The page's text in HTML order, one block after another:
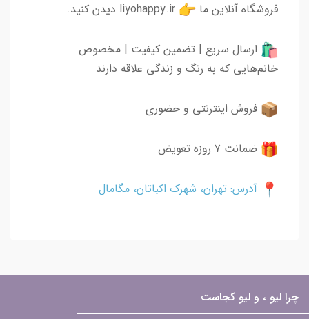
فروشگاه آنلاین ما
ارسال سریع | تضمین کیفیت | مخصوص
خانم‌هایی که به رنگ و زندگی علاقه دارند
فروش اینترنتی و حضوری
ضمانت ۷ روزه تعویض
آدرس: تهران، شهرک اکباتان، مگامال
چرا لیو ، و لیو کجاست